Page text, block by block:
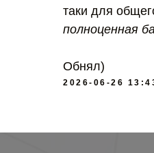
таки для
полноценная
Обнял)
2026-06-26